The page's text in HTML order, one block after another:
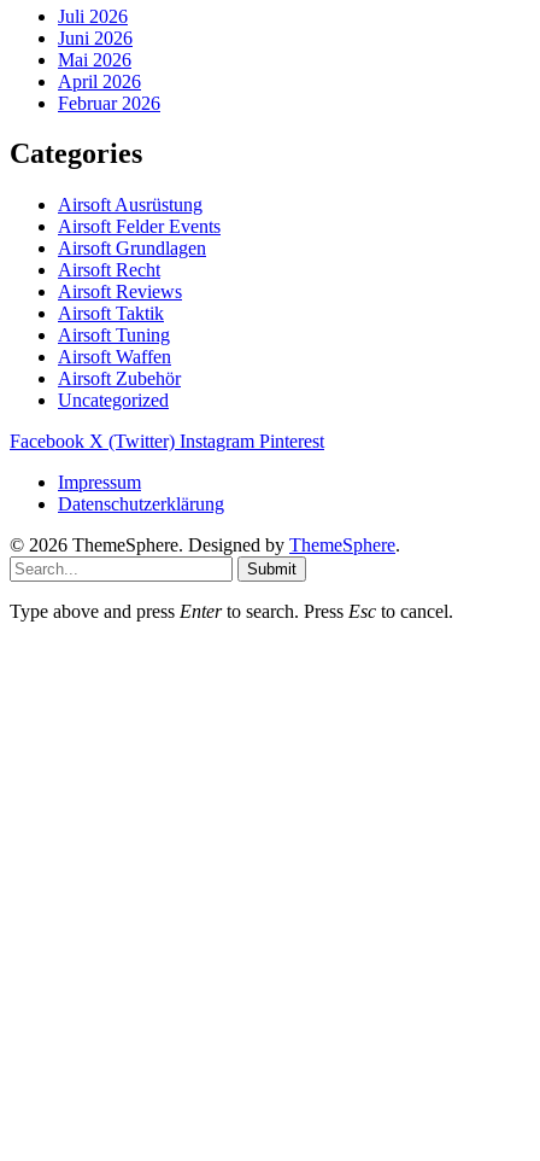
Juli 2026
Juni 2026
Mai 2026
April 2026
Februar 2026
Categories
Airsoft Ausrüstung
Airsoft Felder Events
Airsoft Grundlagen
Airsoft Recht
Airsoft Reviews
Airsoft Taktik
Airsoft Tuning
Airsoft Waffen
Airsoft Zubehör
Uncategorized
Facebook X (Twitter) Instagram Pinterest
Impressum
Datenschutzerklärung
© 2026 ThemeSphere. Designed by ThemeSphere.
Submit
Type above and press Enterto search. Press Esc to cancel.